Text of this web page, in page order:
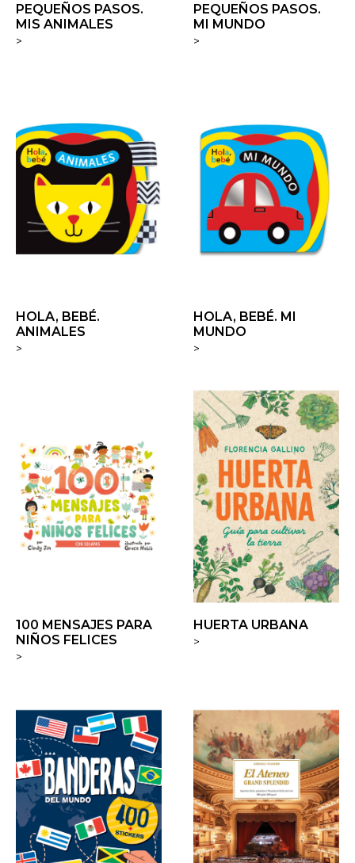
PEQUEÑOS PASOS.
MIS ANIMALES
>
PEQUEÑOS PASOS.
MI MUNDO
>
HOLA, BEBÉ.
ANIMALES
>
HOLA, BEBÉ. MI
MUNDO
>
100 MENSAJES PARA
NIÑOS FELICES
>
HUERTA URBANA
>